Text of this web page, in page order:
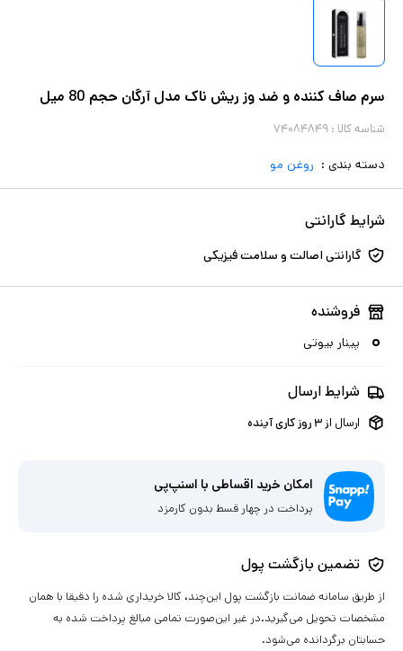
سرم صاف کننده و ضد وز ریش ناک مدل آرگان حجم 80 میل
شناسه کالا : ۷۴۰۸۴۸۴۹
دسته بندی : روغن مو
شرایط گارانتی
گارانتی اصالت و سلامت فیزیکی
فروشنده
پینار بیوتی
شرایط ارسال
ارسال از ۳ روز کاری آینده
امکان خرید اقساطی با اسنپ‌پی
پرداخت در چهار قسط بدون کارمزد
تضمین بازگشت پول
از طریق سامانه ضمانت بازگشت پول این‌چند، کالا خریداری شده را دقیقا با همان
مشخصات تحویل می‌گیرید.در غیر این‌صورت تمامی مبالغ پرداخت شده به
حسابتان برگردانده می‌شود.